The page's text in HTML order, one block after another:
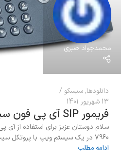
محمدجواد صبری
دانلودها,سیسکو
13 شهریور 1401
فریمور SIP آی پی فون سیسکو 7940 و 7960
7960 در یک سیستم ویپ با پروتکل سیپ می ت...
ادامه مطلب